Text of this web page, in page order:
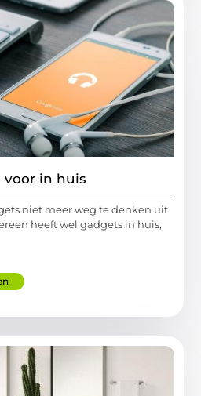
voor in huis
niet meer weg te denken uit
heeft wel gadgets in huis,